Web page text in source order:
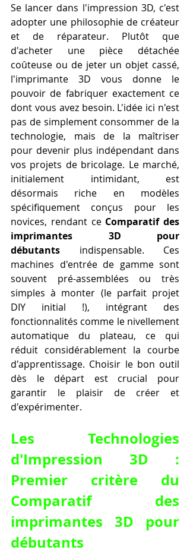
Se lancer dans l'impression 3D, c'est
adopter une philosophie de créateur
et de réparateur. Plutôt que
d'acheter une pièce détachée
coûteuse ou de jeter un objet cassé,
l'imprimante 3D vous donne le
pouvoir de fabriquer exactement ce
dont vous avez besoin. L'idée ici n'est
pas de simplement consommer de la
technologie, mais de la maîtriser
pour devenir plus indépendant dans
vos projets de bricolage. Le marché,
initialement intimidant, est
désormais riche en modèles
spécifiquement conçus pour les
novices, rendant ce Comparatif des
imprimantes 3D pour
débutants indispensable. Ces
machines d'entrée de gamme sont
souvent pré-assemblées ou très
simples à monter (le parfait projet
DIY initial !), intégrant des
fonctionnalités comme le nivellement
automatique du plateau, ce qui
réduit considérablement la courbe
d'apprentissage. Choisir le bon outil
dès le départ est crucial pour
garantir le plaisir de créer et
d'expérimenter.
Les Technologies
d'Impression 3D :
Premier critère du
Comparatif des
imprimantes 3D pour
débutants